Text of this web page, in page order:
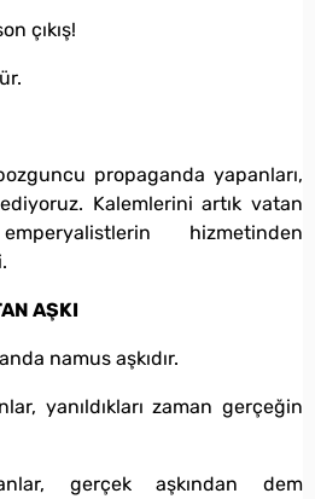
çıkış!
propaganda yapanları,
Kalemlerini artık vatan
hizmetinden
AŞKI
namus aşkıdır.
yanıldıkları zaman gerçeğin
gerçek aşkından dem